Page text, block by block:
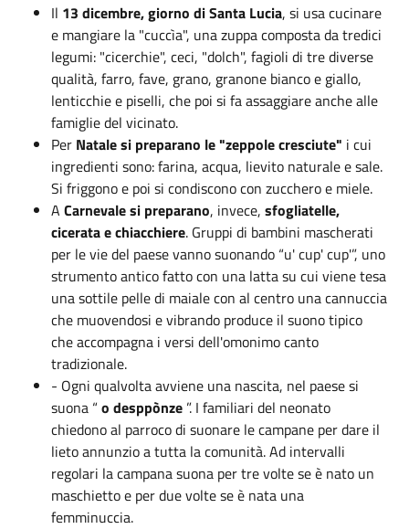
Il 13 dicembre, giorno di Santa Lucia, si usa cucinare
e mangiare la "cuccìa", una zuppa composta da tredici
legumi: "cicerchie", ceci, "dolch", fagioli di tre diverse
qualità, farro, fave, grano, granone bianco e giallo,
lenticchie e piselli, che poi si fa assaggiare anche alle
famiglie del vicinato.
Per Natale si preparano le "zeppole cresciute" i cui
ingredienti sono: farina, acqua, lievito naturale e sale.
Si friggono e poi si condiscono con zucchero e miele.
A Carnevale si preparano, invece, sfogliatelle,
cicerata e chiacchiere. Gruppi di bambini mascherati
per le vie del paese vanno suonando “u' cup' cup'”, uno
strumento antico fatto con una latta su cui viene tesa
una sottile pelle di maiale con al centro una cannuccia
che muovendosi e vibrando produce il suono tipico
che accompagna i versi dell'omonimo canto
tradizionale.
- Ogni qualvolta avviene una nascita, nel paese si
suona “ o desppònze ”. I familiari del neonato
chiedono al parroco di suonare le campane per dare il
lieto annunzio a tutta la comunità. Ad intervalli
regolari la campana suona per tre volte se è nato un
maschietto e per due volte se è nata una
femminuccia.